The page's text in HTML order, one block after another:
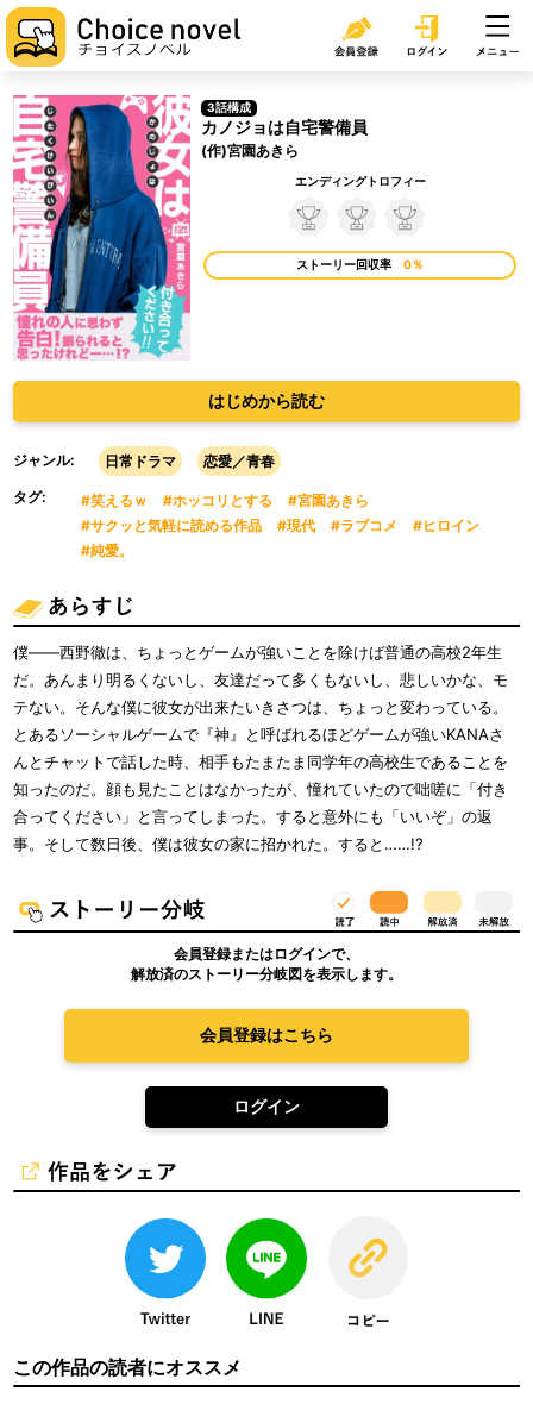
3話構成
カノジョは自宅警備員
(作)宮園あきら
エンディングトロフィー
ストーリー回収率 0％
はじめから読む
ジャンル: 日常ドラマ
恋愛／青春
タグ:
#笑えるｗ #ホッコリとする
#宮園あきら
#サクッと気軽に読める作品
#現代 #ラブコメ
#ヒロイン
#純愛。
僕――西野徹は、ちょっとゲームが強いことを除けば普通の高校2年生
だ。あんまり明るくないし、友達だって多くもないし、悲しいかな、モ
テない。そんな僕に彼女が出来たいきさつは、ちょっと変わっている。
とあるソーシャルゲームで『神』と呼ばれるほどゲームが強いKANAさ
んとチャットで話した時、相手もたまたま同学年の高校生であることを
知ったのだ。顔も見たことはなかったが、憧れていたので咄嗟に「付き
合ってください」と言ってしまった。すると意外にも「いいぞ」の返
事。そして数日後、僕は彼女の家に招かれた。すると……!?
会員登録またはログインで、
解放済のストーリー分岐図を表示します。
会員登録はこちら
ログイン
この作品の読者にオススメ